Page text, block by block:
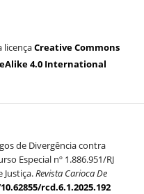
licençaCreative Commons
4.0 International
de Divergência contra
Especial nº 1.886.951/RJ
Justiça.Revista Carioca De
rcd.6.1.2025.192